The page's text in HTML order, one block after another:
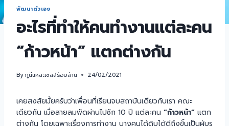
พัฒนาตัวเอง
อะไรที่ทำให้คนทำงานแต่ละคน
“ก้าวหน้า” แตกต่างกัน
Byกูนี่แหละเซลล์ร้อยล้าน 24/02/2021
เคยสงสัยมั้ยครับว่าเพื่อนที่เรียนจบสถาบันเดียวกับเรา คณะ
เดียวกัน เมื่อสายลมพัดผ่านไปซัก 10 ปี แต่ละคน “ก้าวหน้า” แตก
ต่างกัน โดยเฉพาะเรื่องการทำงาน บางคนได้ดิบได้ดีถึงขั้นเป็นผู้บร